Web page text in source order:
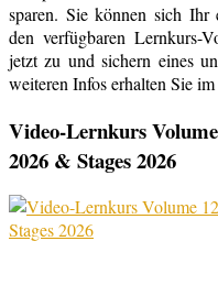
sparen. Sie können sich
den verfügbaren Lernkurs-
jetzt zu und sichern eines
weiteren Infos erhalten Sie
Video-Lernkurs
2026 & Stages 2026